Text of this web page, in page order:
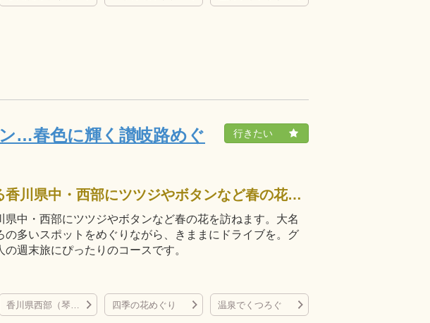
…春色に輝く讃岐路めぐ
田園地帯が広がる香川県中・西部にツツジやボタンなど春の花を訪ねます。大名庭園や寺など見どころの多いスポットをめぐりながら、きままにドライブを。グルメから温泉まで大人の週末旅にぴったりのコースです。
県中・西部にツツジやボタンなど春の花を訪ねます。大名
の多いスポットをめぐりながら、きままにドライブを。グ
週末旅にぴったりのコースです。
香川県西部（琴弾公園など） 四季の花めぐり 温泉でくつろぐ